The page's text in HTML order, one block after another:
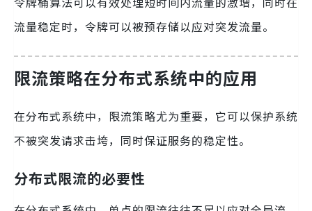
流量稳定时，令牌可以被预存储以应对突发流量。
限流策略在分布式系统中的应用
在分布式系统中，限流策略尤为重要，它可以保护系统
不被突发请求击垮，同时保证服务的稳定性。
分布式限流的必要性